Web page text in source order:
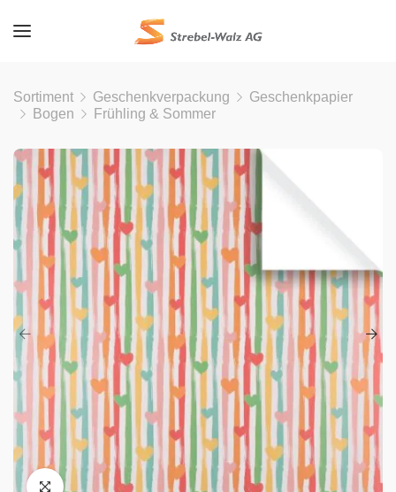
Sortiment Geschenkverpackung
Geschenkpapier
Bogen
Frühling & Sommer